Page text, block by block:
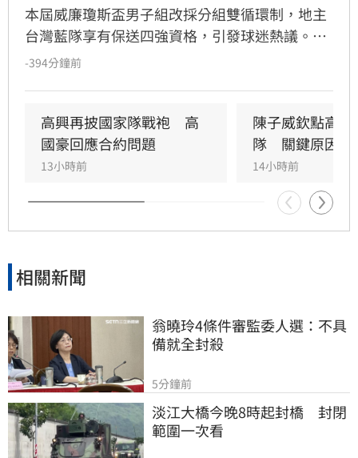
本屆威廉瓊斯盃男子組改採分組雙循環制，地主
台灣藍隊享有保送四強資格，引發球迷熱議。籃
協副理事長文大培親自回應，強調賽制調整旨在
價值在於國際交流與實戰練兵，邀請美國NCAA
一級球隊及菲律賓等強權參賽，目標是讓球迷享
受高水準對決。
-394分鐘前
高興再披國家隊戰袍　高
國豪回應合約問題
13小時前
陳子威欽點高
隊　關鍵原因曝
14小時前
相關新聞
翁曉玲4條件審監委人選：不具
備就全封殺
5分鐘前
淡江大橋今晚8時起封橋　封閉
範圍一次看